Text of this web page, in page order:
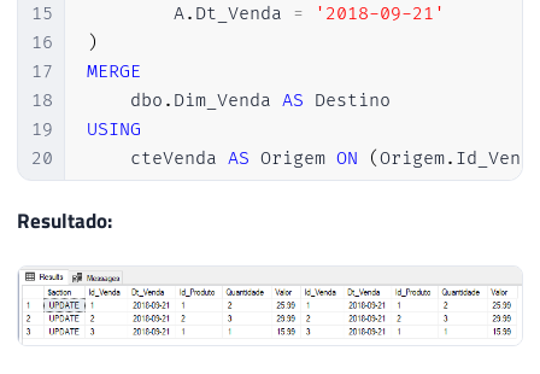
15
16
17
18
19
20
21
22
24
25
26
        A
. Dt_Venda =
'2018-09-21'
)
MERGE
    dbo
. Dim_Venda AS
USING
    cteVenda
AS Origem ON (Origem.
-- Registro existe nas 2 tabelas
        Destino
.Dt_Venda = Origem.
        Destino
Id_Produto = Origem
Resultado: